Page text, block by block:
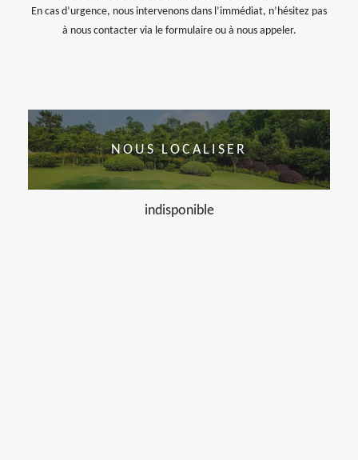
En cas d’urgence, nous intervenons dans l’immédiat, n’hésitez pas
à nous contacter via le formulaire ou à nous appeler.
NOUS LOCALISER
indisponible